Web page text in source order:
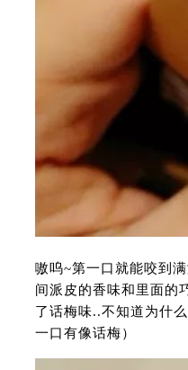
嗷呜~第一口就能咬到
间派皮的香味和里面的
了话梅味..不知道为什
一口有像话梅）